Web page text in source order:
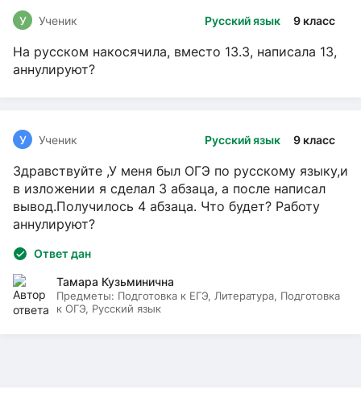
Русский язык 9 класс
У Ученик
На русском накосячила, вместо 13.3, написала 13,
аннулируют?
Русский язык 9 класс
У Ученик
Здравствуйте ,У меня был ОГЭ по русскому языку,и
в изложении я сделал 3 абзаца, а после написал
вывод.Получилось 4 абзаца. Что будет? Работу
аннулируют?
Ответ дан
Тамара Кузьминична
Предметы: Подготовка к ЕГЭ, Литература, Подготовка
к ОГЭ, Русский язык